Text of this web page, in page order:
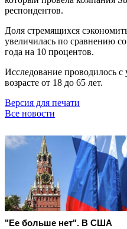
респондентов.
Доля стремящихся
увеличилась по сравнению
года на 10 процентов.
Исследование проводилось с
возрасте от 18 до 65 лет.
Версия для печати
Все новости
"Ее больше нет". В США